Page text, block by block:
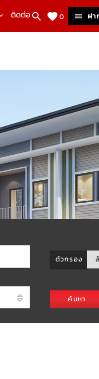
ติดต่อเรา 0 ฝา
ตัวกรอง
ค้นหา